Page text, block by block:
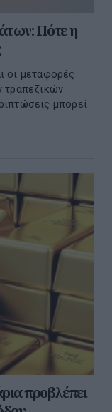
Πότε η
οι μεταφορές
τραπεζικών
μπορεί
προβλέπει